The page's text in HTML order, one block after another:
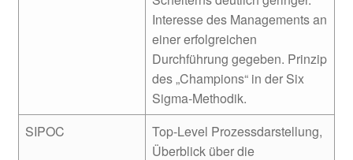
Interesse des Managements an
einer erfolgreichen
Durchführung gegeben. Prinzip
des „Champions“ in der Six
Sigma-Methodik.
SIPOC
Top-Level Prozessdarstellung,
Überblick über die